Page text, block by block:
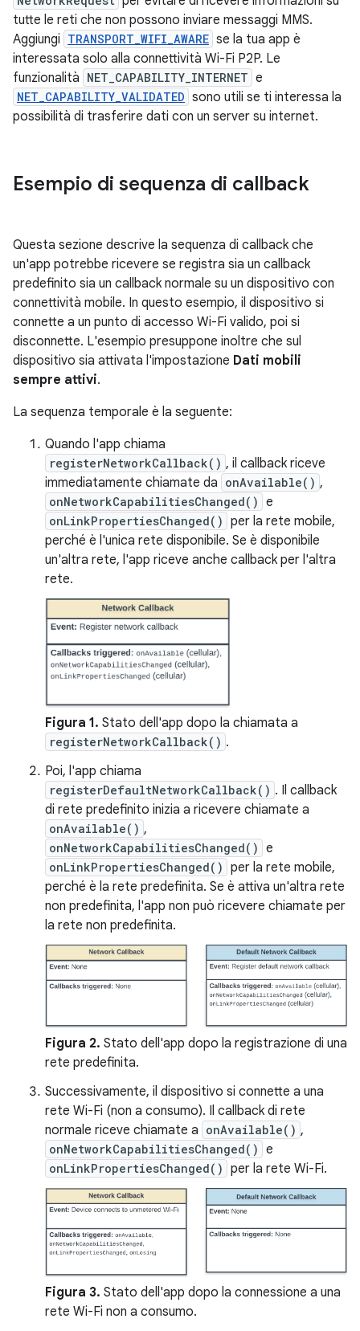
tutte le reti che non possono inviare messaggi MMS.
Aggiungi TRANSPORT_WIFI_AWARE se la tua app è
interessata solo alla connettività Wi-Fi P2P. Le
funzionalità NET_CAPABILITY_INTERNET e
NET_CAPABILITY_VALIDATED sono utili se ti interessa la
possibilità di trasferire dati con un server su internet.
Esempio di sequenza di callback
Questa sezione descrive la sequenza di callback che
un'app potrebbe ricevere se registra sia un callback
predefinito sia un callback normale su un dispositivo con
connettività mobile. In questo esempio, il dispositivo si
connette a un punto di accesso Wi-Fi valido, poi si
disconnette. L'esempio presuppone inoltre che sul
dispositivo sia attivata l'impostazione Dati mobili
sempre attivi.
La sequenza temporale è la seguente:
Quando l'app chiama
registerNetworkCallback() , il callback riceve
immediatamente chiamate da onAvailable() ,
onNetworkCapabilitiesChanged() e
onLinkPropertiesChanged() per la rete mobile,
perché è l'unica rete disponibile. Se è disponibile
un'altra rete, l'app riceve anche callback per l'altra
rete.
Figura 1. Stato dell'app dopo la chiamata a
registerNetworkCallback() .
Poi, l'app chiama
registerDefaultNetworkCallback() . Il callback
di rete predefinito inizia a ricevere chiamate a
onAvailable() ,
onNetworkCapabilitiesChanged() e
onLinkPropertiesChanged() per la rete mobile,
perché è la rete predefinita. Se è attiva un'altra rete
non predefinita, l'app non può ricevere chiamate per
la rete non predefinita.
Figura 2. Stato dell'app dopo la registrazione di una
rete predefinita.
Successivamente, il dispositivo si connette a una
rete Wi-Fi (non a consumo). Il callback di rete
normale riceve chiamate a onAvailable() ,
onNetworkCapabilitiesChanged() e
onLinkPropertiesChanged() per la rete Wi-Fi.
Figura 3. Stato dell'app dopo la connessione a una
rete Wi-Fi non a consumo.